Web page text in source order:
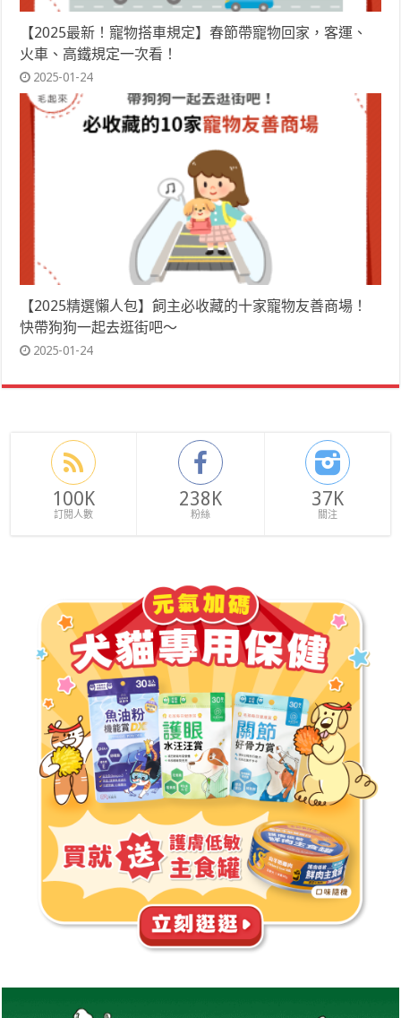
【2025最新！寵物搭車規定】春節帶寵物回家，客運、
火車、高鐵規定一次看！
2025-01-24
【2025精選懶人包】飼主必收藏的十家寵物友善商場！
快帶狗狗一起去逛街吧～
2025-01-24
100K
訂閱人數
238K
粉絲
37K
關注